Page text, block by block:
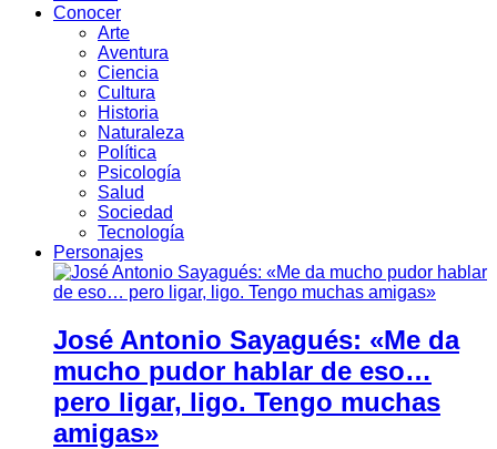
Conocer
Arte
Aventura
Ciencia
Cultura
Historia
Naturaleza
Política
Psicología
Salud
Sociedad
Tecnología
Personajes
José Antonio Sayagués: «Me da
mucho pudor hablar de eso…
pero ligar, ligo. Tengo muchas
amigas»